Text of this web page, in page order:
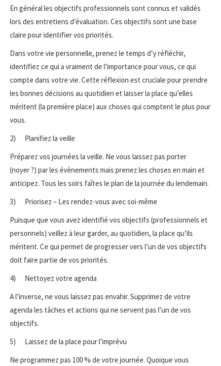
En général les objectifs professionnels sont connus et validés
lors des entretiens d’évaluation. Ces objectifs sont une base
claire pour identifier vos priorités.
Dans votre vie personnelle, prenez le temps d’y réfléchir,
identifiez ce qui a vraiment de l’importance pour vous, ce qui
compte dans votre vie. Cette réflexion est cruciale pour prendre
les bonnes décisions au quotidien et laisser la place qu’elles
méritent (la première place) aux choses qui comptent le plus pour
vous.
2) Planifiez la veille
Préparez vos journées la veille. Ne vous laissez pas porter
(noyer ?) par les évènements mais prenez les choses en main et
anticipez. Tous les soirs faîtes le plan de la journée du lendemain.
3) Priorisez – Les rendez-vous avec soi-même
Puisque que vous avez identifié vos objectifs (professionnels et
personnels) veillez à leur garder, au quotidien, la place qu’ils
méritent. Ce qui permet de progresser vers l’un de vos objectifs
doit faire partie de vos priorités.
4) Nettoyez votre agenda
A l’inverse, ne vous laissez pas envahir. Supprimez de votre
agenda les tâches et actions qui ne servent pas l’un de vos
objectifs.
5) Laissez de la place pour l’imprévu
Ne programmez pas 100 % de votre journée. Quoique vous